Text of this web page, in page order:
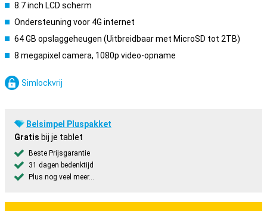
8.7 inch LCD scherm
Ondersteuning voor 4G internet
64 GB opslaggeheugen (Uitbreidbaar met MicroSD tot 2TB)
8 megapixel camera, 1080p video-opname
Simlockvrij
Belsimpel Pluspakket
Gratis bij je tablet
Beste Prijsgarantie
31 dagen bedenktijd
Plus nog veel meer...